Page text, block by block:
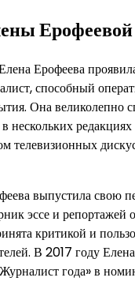
Ерофеевой
Ерофеева
способный
Она великолепно
нескольких редакциях
телевизионных
выпустила свою
эссе и репортажей
критикой и
В 2017 году
года» в